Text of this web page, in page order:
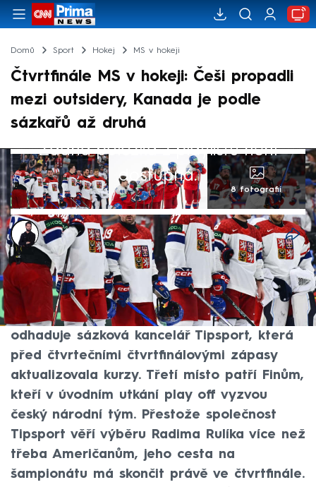
Domů Sport Hokej MS v hokeji
Čtvrtfinále MS v hokeji: Češi propadli
mezi outsidery, Kanada je podle
sázkařů až druhá
Žádná položka z playlistu není
dostupná.
8 fotografií
Marek Veselý
27. kvě 2026, 13:36
Vítězem mistrovství světa v hokeji 2026 se
stane Kanada, dalším favoritem jsou pak
domácí Švýcaři. Tak výsledek turnaje
odhaduje sázková kancelář Tipsport, která
před čtvrtečními čtvrtfinálovými zápasy
aktualizovala kurzy. Třetí místo patří Finům,
kteří v úvodním utkání play off vyzvou
český národní tým. Přestože společnost
Tipsport věří výběru Radima Rulíka více než
třeba Američanům, jeho cesta na
šampionátu má skončit právě ve čtvrtfinále.